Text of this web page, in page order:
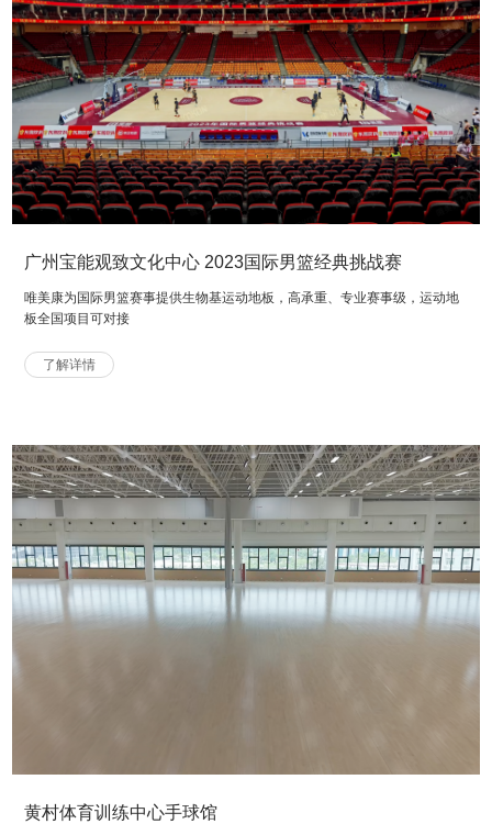
广州宝能观致文化中心 2023国际男篮经典挑战赛
唯美康为国际男篮赛事提供生物基运动地板，高承重、专业赛事级，运动地
板全国项目可对接
了解详情
黄村体育训练中心手球馆